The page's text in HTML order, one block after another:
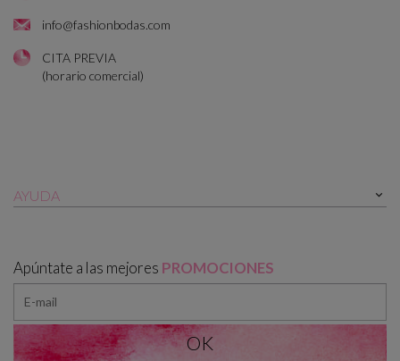
info@fashionbodas.com
CITA PREVIA
(horario comercial)
AYUDA 
Apúntate a las mejores PROMOCIONES